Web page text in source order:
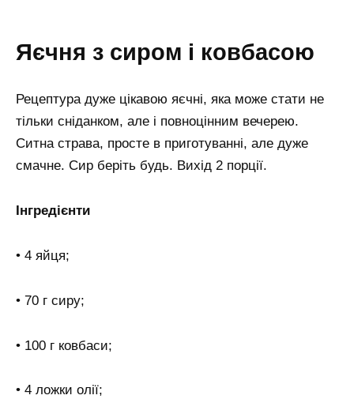
Яєчня з сиром і ковбасою
Рецептура дуже цікавою яєчні, яка може стати не
тільки сніданком, але і повноцінним вечерею.
Ситна страва, просте в приготуванні, але дуже
смачне. Сир беріть будь. Вихід 2 порції.
Інгредієнти
• 4 яйця;
• 70 г сиру;
• 100 г ковбаси;
• 4 ложки олії;